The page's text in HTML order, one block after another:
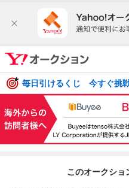
毎日引けるくじ 今すぐ挑
このオークショ